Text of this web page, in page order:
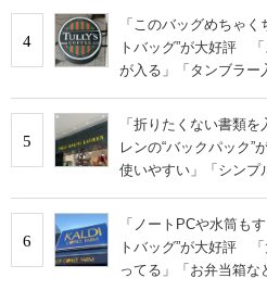
4
「このバッグめちゃ
トバッグ”が大好評
が入る」「タンブラー
5
「折りたくない書類
レンの“バックパック
使いやすい」「シンプ
6
「ノートPCや水筒も
トバッグ”が大好評
ってる」「お弁当箱な